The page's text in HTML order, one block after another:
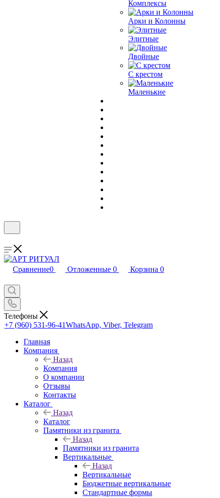
Комплексы
Арки и Колонны
Элитные
Двойные
С крестом
Маленькие
Сравнение0 Отложенные 0 Корзина 0
Телефоны
+7 (960) 531-96-41WhatsApp, Viber, Telegram
Главная
Компания
Назад
Компания
О компании
Отзывы
Контакты
Каталог
Назад
Каталог
Памятники из гранита
Назад
Памятники из гранита
Вертикальные
Назад
Вертикальные
Бюджетные вертикальные
Стандартные формы